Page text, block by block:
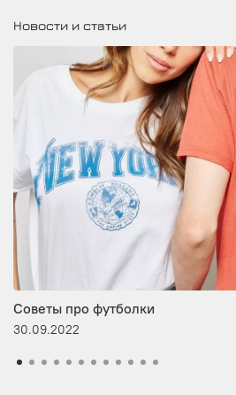
Новости и статьи
Советы про футболки
30.09.2022